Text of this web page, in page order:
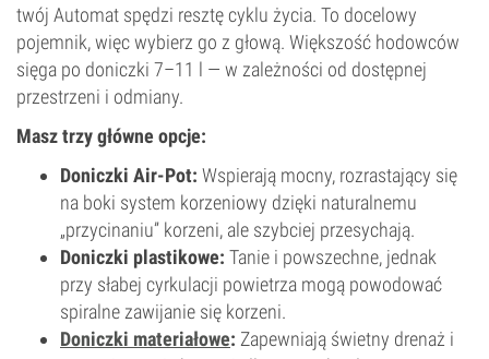
twój Automat spędzi resztę cyklu życia. To docelowy
pojemnik, więc wybierz go z głową. Większość hodowców
sięga po doniczki 7–11 l — w zależności od dostępnej
przestrzeni i odmiany.
Masz trzy główne opcje:
Doniczki Air-Pot: Wspierają mocny, rozrastający się
na boki system korzeniowy dzięki naturalnemu
„przycinaniu” korzeni, ale szybciej przesychają.
Doniczki plastikowe: Tanie i powszechne, jednak
przy słabej cyrkulacji powietrza mogą powodować
spiralne zawijanie się korzeni.
Doniczki materiałowe: Zapewniają świetny drenaż i